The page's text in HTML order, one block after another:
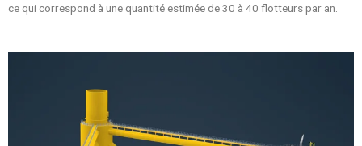
ce qui correspond à une quantité estimée de 30 à 40 flotteurs par an.